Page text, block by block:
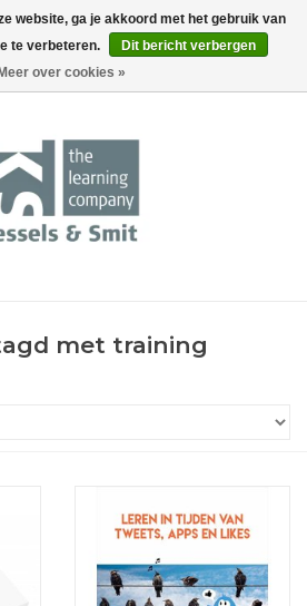
0 Artikelen - €0,00
met training
website, ga je akkoord met het gebruik van
te verbeteren.
Dit bericht verbergen
Meer over cookies »